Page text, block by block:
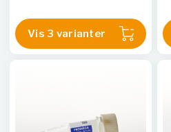
Vis 3 varianter